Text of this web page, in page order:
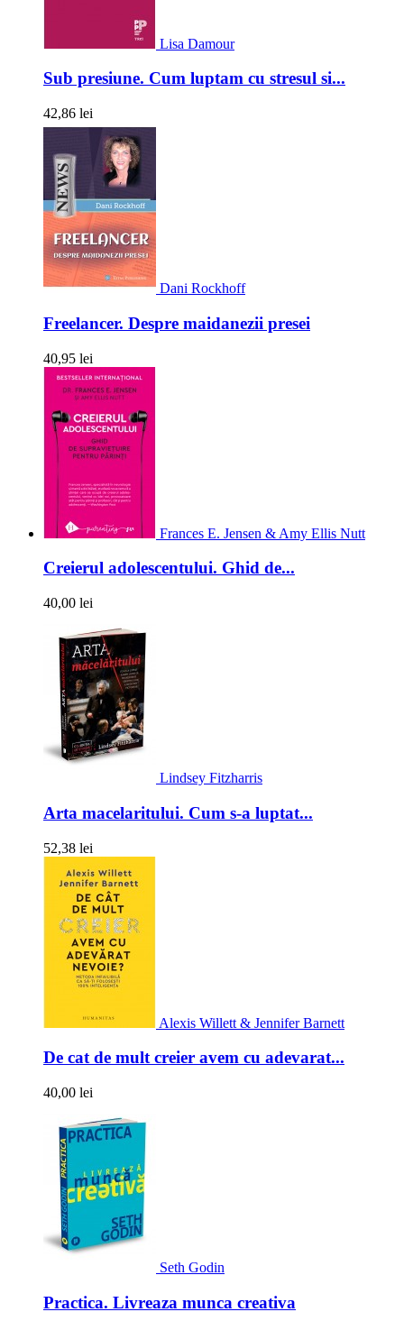
Lisa Damour
Sub presiune. Cum luptam cu stresul si...
42,86 lei
Dani Rockhoff
Freelancer. Despre maidanezii presei
40,95 lei
Frances E. Jensen & Amy Ellis Nutt
Creierul adolescentului. Ghid de...
40,00 lei
Lindsey Fitzharris
Arta macelaritului. Cum s-a luptat...
52,38 lei
Alexis Willett & Jennifer Barnett
De cat de mult creier avem cu adevarat...
40,00 lei
Seth Godin
Practica. Livreaza munca creativa